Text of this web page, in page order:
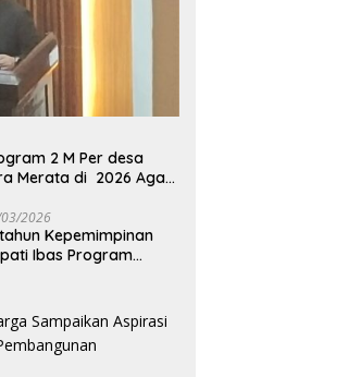
2 M Per desa
Merata di 2026 Agar
2026
Kepemimpinan
Ibas Program
Bertanya!